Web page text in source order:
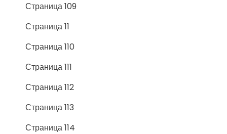
Страница 109
Страница 11
Страница 110
Страница 111
Страница 112
Страница 113
Страница 114